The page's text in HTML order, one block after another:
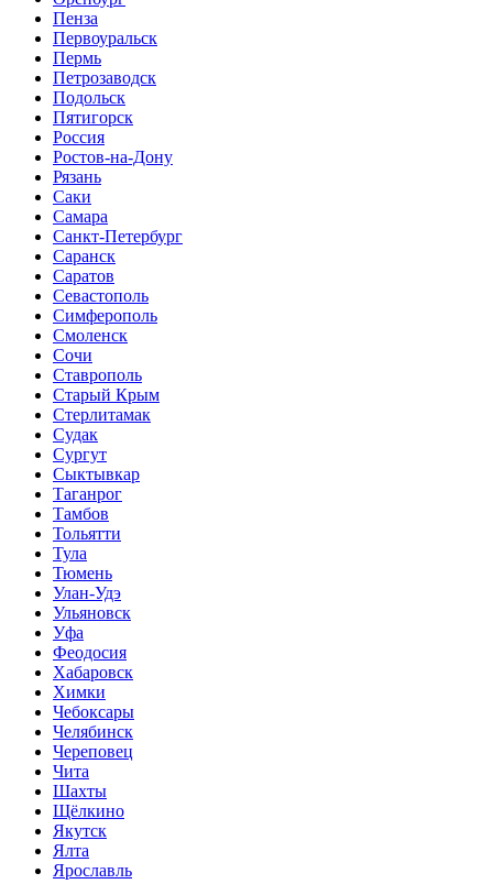
Пенза
Первоуральск
Пермь
Петрозаводск
Подольск
Пятигорск
Россия
Ростов-на-Дону
Рязань
Саки
Самара
Санкт-Петербург
Саранск
Саратов
Севастополь
Симферополь
Смоленск
Сочи
Ставрополь
Старый Крым
Стерлитамак
Судак
Сургут
Сыктывкар
Таганрог
Тамбов
Тольятти
Тула
Тюмень
Улан-Удэ
Ульяновск
Уфа
Феодосия
Хабаровск
Химки
Чебоксары
Челябинск
Череповец
Чита
Шахты
Щёлкино
Якутск
Ялта
Ярославль